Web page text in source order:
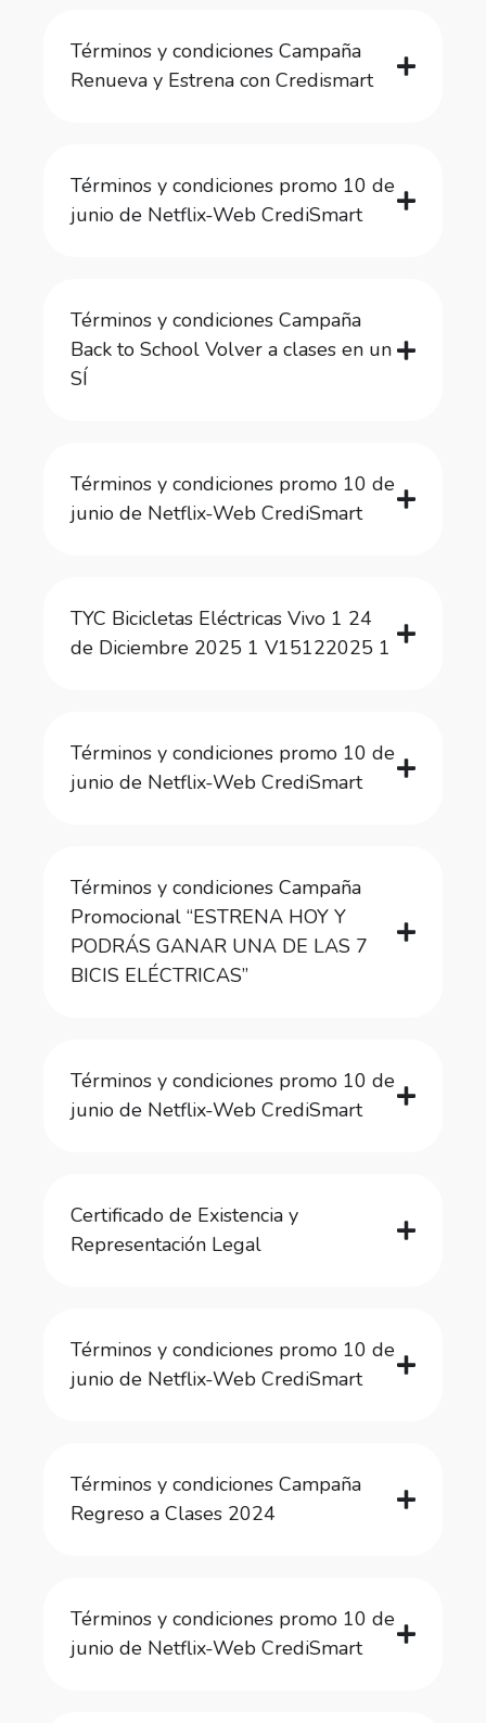
Términos y condiciones Campaña
Renueva y Estrena con Credismart
Términos y condiciones promo 10 de
junio de Netflix-Web CrediSmart
Términos y condiciones Campaña
Back to School Volver a clases en un
SÍ
Términos y condiciones promo 10 de
junio de Netflix-Web CrediSmart
TYC Bicicletas Eléctricas Vivo 1 24
de Diciembre 2025 1 V15122025 1
Términos y condiciones promo 10 de
junio de Netflix-Web CrediSmart
Términos y condiciones Campaña
Promocional “ESTRENA HOY Y
PODRÁS GANAR UNA DE LAS 7
BICIS ELÉCTRICAS”
Términos y condiciones promo 10 de
junio de Netflix-Web CrediSmart
Certificado de Existencia y
Representación Legal
Términos y condiciones promo 10 de
junio de Netflix-Web CrediSmart
Términos y condiciones Campaña
Regreso a Clases 2024
Términos y condiciones promo 10 de
junio de Netflix-Web CrediSmart